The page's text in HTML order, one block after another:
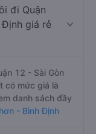
đi Quận
Định giá rẻ
12 - Sài Gòn
có mức giá là
danh sách đầy
- Bình Định